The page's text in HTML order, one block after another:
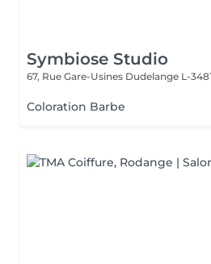
Symbiose Studio
67, Rue Gare-Usines Dudelange L-
Coloration Barbe